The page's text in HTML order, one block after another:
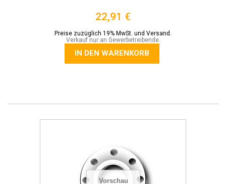
22,91 €
Preise zuzüglich 19% MwSt. und Versand.
Verkauf nur an Gewerbetreibende.
IN DEN WARENKORB
Vorschau